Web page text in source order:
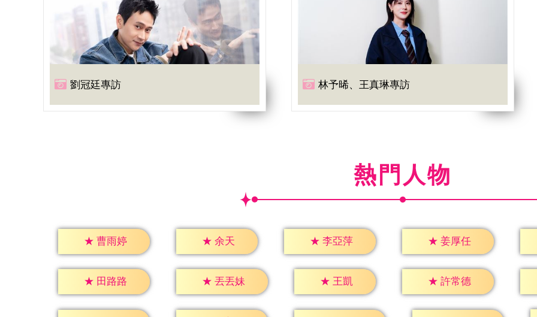
劉冠廷專訪 林予晞、王真琳專訪
熱門人物
★ 曹雨婷 ★ 余天 ★ 李亞萍 ★ 姜厚任
★ 田路路 ★ 丟丟妹 ★ 王凱 ★ 許常德